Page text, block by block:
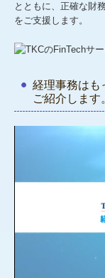
とともに、正確な財
をご支援します。
経理事務はも
ご紹介します